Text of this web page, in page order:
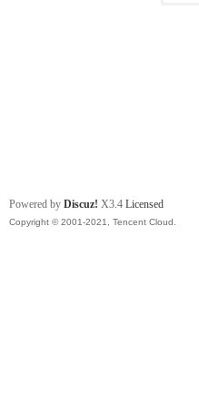
Powered by Discuz! X3.4 Licensed
Copyright © 2001-2021, Tencent Cloud.